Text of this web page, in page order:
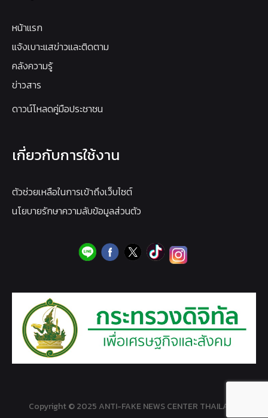
หน้าแรก
แจ้งเบาะแสข่าวและติดตาม
คลังความรู้
ข่าวสาร
ดาวน์โหลดคู่มือประชาชน
เกี่ยวกับการใช้งาน
ตัวช่วยเหลือในการเข้าถึงเว็บไซต์
นโยบายรักษาความลับข้อมูลส่วนตัว
Copyright © 2025 ANTI-FAKE NEWS CENTER THAILAND